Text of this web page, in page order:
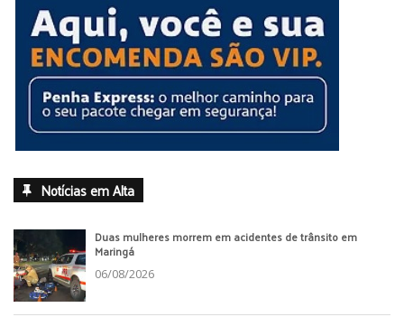
Notícias em Alta
Duas mulheres morrem em acidentes de trânsito em
Maringá
06/08/2026